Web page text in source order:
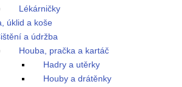
Lékárničky
úklid a koše
a údržba
Houba, pračka a kartáč
Hadry a utěrky
Houby a drátěnky